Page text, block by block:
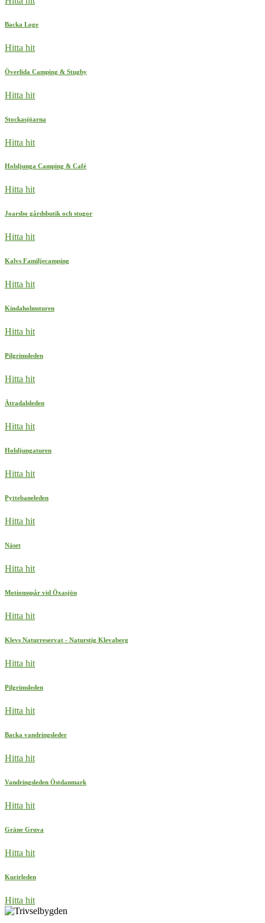
Backa Loge
Hitta hit
Överlida Camping & Stugby
Hitta hit
Stockasjöarna
Hitta hit
Holsljunga Camping & Café
Hitta hit
Joarsbo gårdsbutik och stugor
Hitta hit
Kalvs Familjecamping
Hitta hit
Kindaholmsturen
Hitta hit
Pilgrimsleden
Hitta hit
Ätradalsleden
Hitta hit
Holsljungaturen
Hitta hit
Pyttebaneleden
Hitta hit
Näset
Hitta hit
Motionsspår vid Öxasjön
Hitta hit
Klevs Naturreservat - Naturstig Klevaberg
Hitta hit
Pilgrimsleden
Hitta hit
Backa vandringsleder
Hitta hit
Vandringsleden Östdanmark
Hitta hit
Gräne Gruva
Hitta hit
Kurirleden
Hitta hit